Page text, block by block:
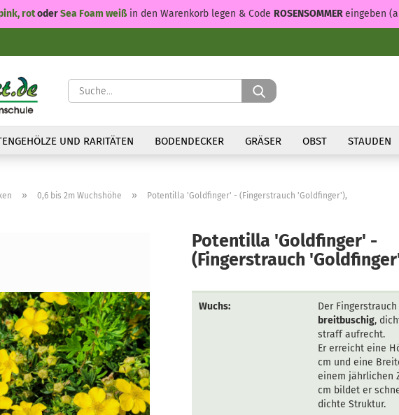
Suche...
rotoderSea Foam weißin den Warenkorb legen & Code ROSENSOMMEReingeben
UND RARITÄTEN BODENDECKER GRÄSER OBST STAUDEN
» 0,6 bis 2m Wuchshöhe » Potentilla 'Goldfinger' - (Fingerstrauch 'Goldfinger'),
Potentilla 'Goldfinger' -
(Fingerstrauch
Wuchs:
Der
breitbuschig,
straff aufrecht.
Er erreicht eine
cm und eine
einem jährlichen
cm bildet er
dichte Struktur.